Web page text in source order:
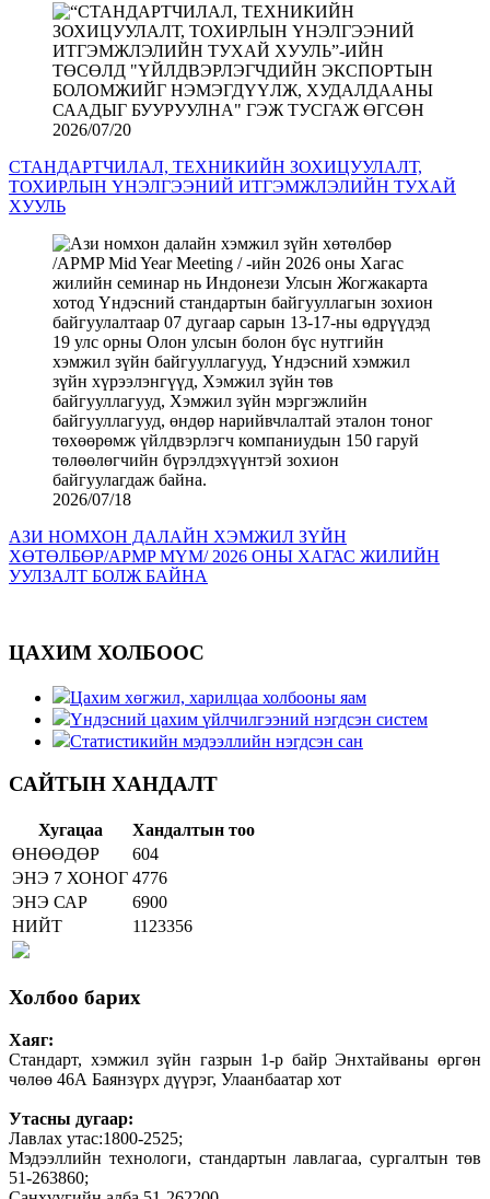
2026/07/20
СТАНДАРТЧИЛАЛ, ТЕХНИКИЙН ЗОХИЦУУЛАЛТ,
ТОХИРЛЫН ҮНЭЛГЭЭНИЙ ИТГЭМЖЛЭЛИЙН ТУХАЙ
ХУУЛЬ
2026/07/18
АЗИ НОМХОН ДАЛАЙН ХЭМЖИЛ ЗҮЙН
ХӨТӨЛБӨР/APMP MYM/ 2026 ОНЫ ХАГАС ЖИЛИЙН
УУЛЗАЛТ БОЛЖ БАЙНА
ЦАХИМ ХОЛБООС
Цахим хөгжил, харилцаа холбооны яам
Үндэсний цахим үйлчилгээний нэгдсэн систем
Статистикийн мэдээллийн нэгдсэн сан
САЙТЫН ХАНДАЛТ
Хугацаа
Хандалтын тоо
ӨНӨӨДӨР
604
ЭНЭ 7 ХОНОГ 4776
ЭНЭ САР
6900
НИЙТ
1123356
Холбоо барих
Хаяг:
Стандарт, хэмжил зүйн газрын 1-р байр Энхтайваны өргөн
чөлөө 46А Баянзүрх дүүрэг, Улаанбаатар хот
Утасны дугаар:
Лавлах утас:1800-2525;
Мэдээллийн технологи, стандартын лавлагаа, сургалтын төв
51-263860;